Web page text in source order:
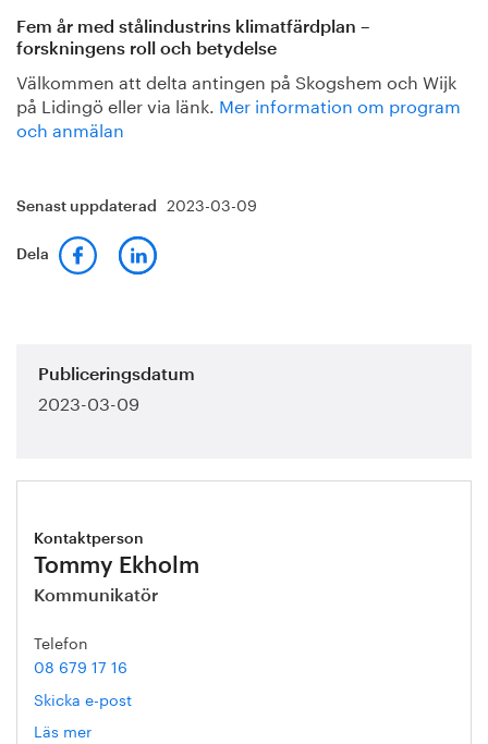
Fem år med stålindustrins klimatfärdplan –
forskningens roll och betydelse
Välkommen att delta antingen på Skogshem och Wijk
på Lidingö eller via länk. Mer information om program
och anmälan
Senast uppdaterad 2023-03-09
Dela
Publiceringsdatum
2023-03-09
Kontaktperson
Tommy Ekholm
Kommunikatör
Telefon
08 679 17 16
Skicka e-post
Läs mer